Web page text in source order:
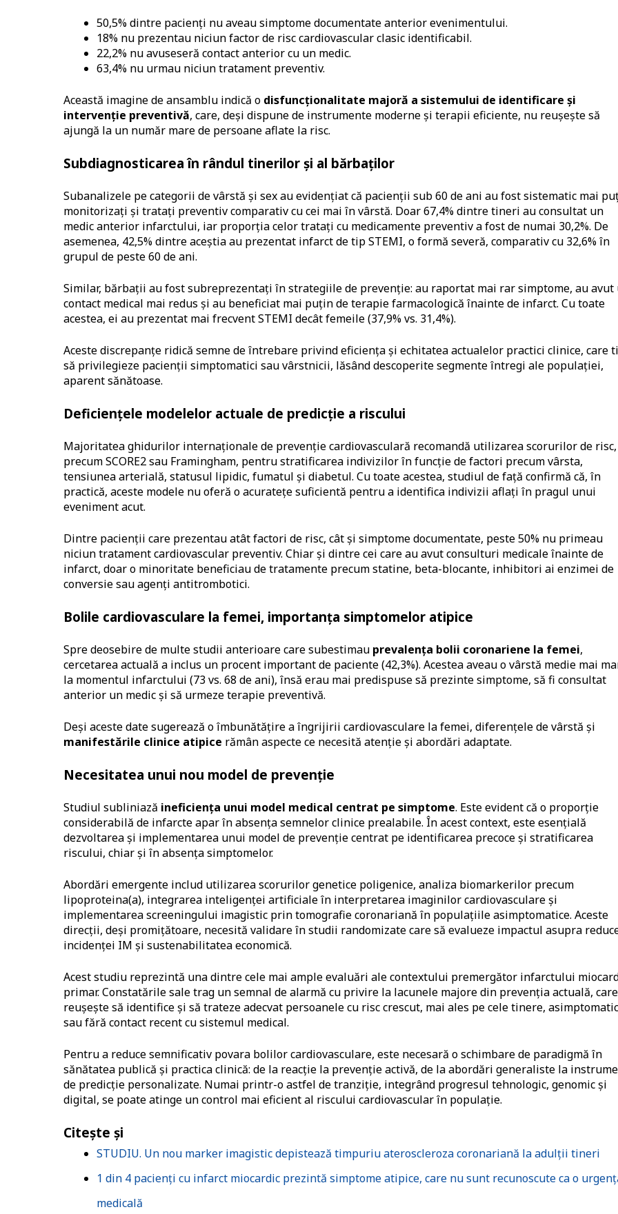
50,5% dintre pacienți nu aveau simptome documentate anterior evenimentului.
18% nu prezentau niciun factor de risc cardiovascular clasic identificabil.
22,2% nu avuseseră contact anterior cu un medic.
63,4% nu urmau niciun tratament preventiv.
Această imagine de ansamblu indică o disfuncționalitate majoră a sistemului de identificare și
intervenție preventivă, care, deși dispune de instrumente moderne și terapii eficiente, nu reușește să
ajungă la un număr mare de persoane aflate la risc.
Subdiagnosticarea în rândul tinerilor și al bărbaților
Subanalizele pe categorii de vârstă și sex au evidențiat că pacienții sub 60 de ani au fost sistematic mai
monitorizați și tratați preventiv comparativ cu cei mai în vârstă. Doar 67,4% dintre tineri au consultat un
medic anterior infarctului, iar proporția celor tratați cu medicamente preventiv a fost de numai 30,2%. De
asemenea, 42,5% dintre aceștia au prezentat infarct de tip STEMI, o formă severă, comparativ cu 32,6% în
grupul de peste 60 de ani.
Similar, bărbații au fost subreprezentați în strategiile de prevenție: au raportat mai rar simptome, au avut
contact medical mai redus și au beneficiat mai puțin de terapie farmacologică înainte de infarct. Cu toate
acestea, ei au prezentat mai frecvent STEMI decât femeile (37,9% vs. 31,4%).
Aceste discrepanțe ridică semne de întrebare privind eficiența și echitatea actualelor practici clinice, care
să privilegieze pacienții simptomatici sau vârstnicii, lăsând descoperite segmente întregi ale populației,
aparent sănătoase.
Deficiențele modelelor actuale de predicție a riscului
Majoritatea ghidurilor internaționale de prevenție cardiovasculară recomandă utilizarea scorurilor de risc,
precum SCORE2 sau Framingham, pentru stratificarea indivizilor în funcție de factori precum vârsta,
tensiunea arterială, statusul lipidic, fumatul și diabetul. Cu toate acestea, studiul de față confirmă că, în
practică, aceste modele nu oferă o acuratețe suficientă pentru a identifica indivizii aflați în pragul unui
eveniment acut.
Dintre pacienții care prezentau atât factori de risc, cât și simptome documentate, peste 50% nu primeau
niciun tratament cardiovascular preventiv. Chiar și dintre cei care au avut consulturi medicale înainte de
infarct, doar o minoritate beneficiau de tratamente precum statine, beta-blocante, inhibitori ai enzimei de
conversie sau agenți antitrombotici.
Bolile cardiovasculare la femei, importanța simptomelor atipice
Spre deosebire de multe studii anterioare care subestimau prevalența bolii coronariene la femei,
cercetarea actuală a inclus un procent important de paciente (42,3%). Acestea aveau o vârstă medie mai
la momentul infarctului (73 vs. 68 de ani), însă erau mai predispuse să prezinte simptome, să fi consultat
anterior un medic și să urmeze terapie preventivă.
Deși aceste date sugerează o îmbunătățire a îngrijirii cardiovasculare la femei, diferențele de vârstă și
manifestările clinice atipice rămân aspecte ce necesită atenție și abordări adaptate.
Necesitatea unui nou model de prevenție
Studiul subliniază ineficiența unui model medical centrat pe simptome. Este evident că o proporție
considerabilă de infarcte apar în absența semnelor clinice prealabile. În acest context, este esențială
dezvoltarea și implementarea unui model de prevenție centrat pe identificarea precoce și stratificarea
riscului, chiar și în absența simptomelor.
Abordări emergente includ utilizarea scorurilor genetice poligenice, analiza biomarkerilor precum
lipoproteina(a), integrarea inteligenței artificiale în interpretarea imaginilor cardiovasculare și
implementarea screeningului imagistic prin tomografie coronariană în populațiile asimptomatice. Aceste
direcții, deși promițătoare, necesită validare în studii randomizate care să evalueze impactul asupra
incidenței IM și sustenabilitatea economică.
Acest studiu reprezintă una dintre cele mai ample evaluări ale contextului premergător infarctului
primar. Constatările sale trag un semnal de alarmă cu privire la lacunele majore din prevenția actuală,
reușește să identifice și să trateze adecvat persoanele cu risc crescut, mai ales pe cele tinere,
sau fără contact recent cu sistemul medical.
Pentru a reduce semnificativ povara bolilor cardiovasculare, este necesară o schimbare de paradigmă în
sănătatea publică și practica clinică: de la reacție la prevenție activă, de la abordări generaliste la
de predicție personalizate. Numai printr-o astfel de tranziție, integrând progresul tehnologic, genomic și
digital, se poate atinge un control mai eficient al riscului cardiovascular în populație.
Citește și
STUDIU. Un nou marker imagistic depistează timpuriu ateroscleroza coronariană la adulții tineri
1 din 4 pacienți cu infarct miocardic prezintă simptome atipice, care nu sunt recunoscute ca o
medicală